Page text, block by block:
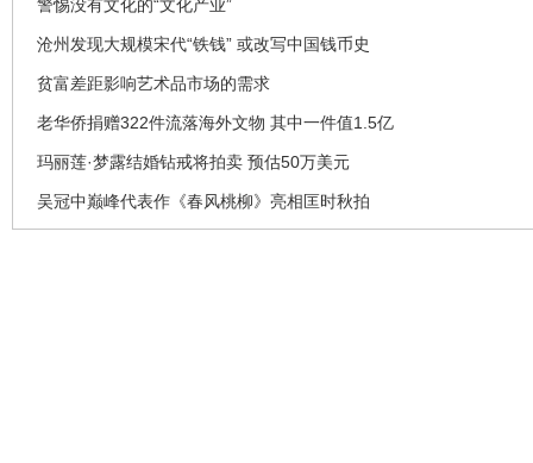
警惕没有文化的“文化产业”
沧州发现大规模宋代“铁钱” 或改写中国钱币史
贫富差距影响艺术品市场的需求
老华侨捐赠322件流落海外文物 其中一件值1.5亿
玛丽莲·梦露结婚钻戒将拍卖 预估50万美元
吴冠中巅峰代表作《春风桃柳》亮相匡时秋拍